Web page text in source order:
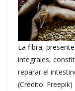
La fibra,
integrales,
reparar el
(Crédito: Freepik)